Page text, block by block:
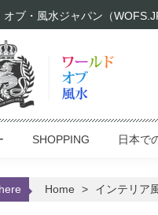
オブ・風水ジャパン（
SHOPPING 日本で
Home > インテリア